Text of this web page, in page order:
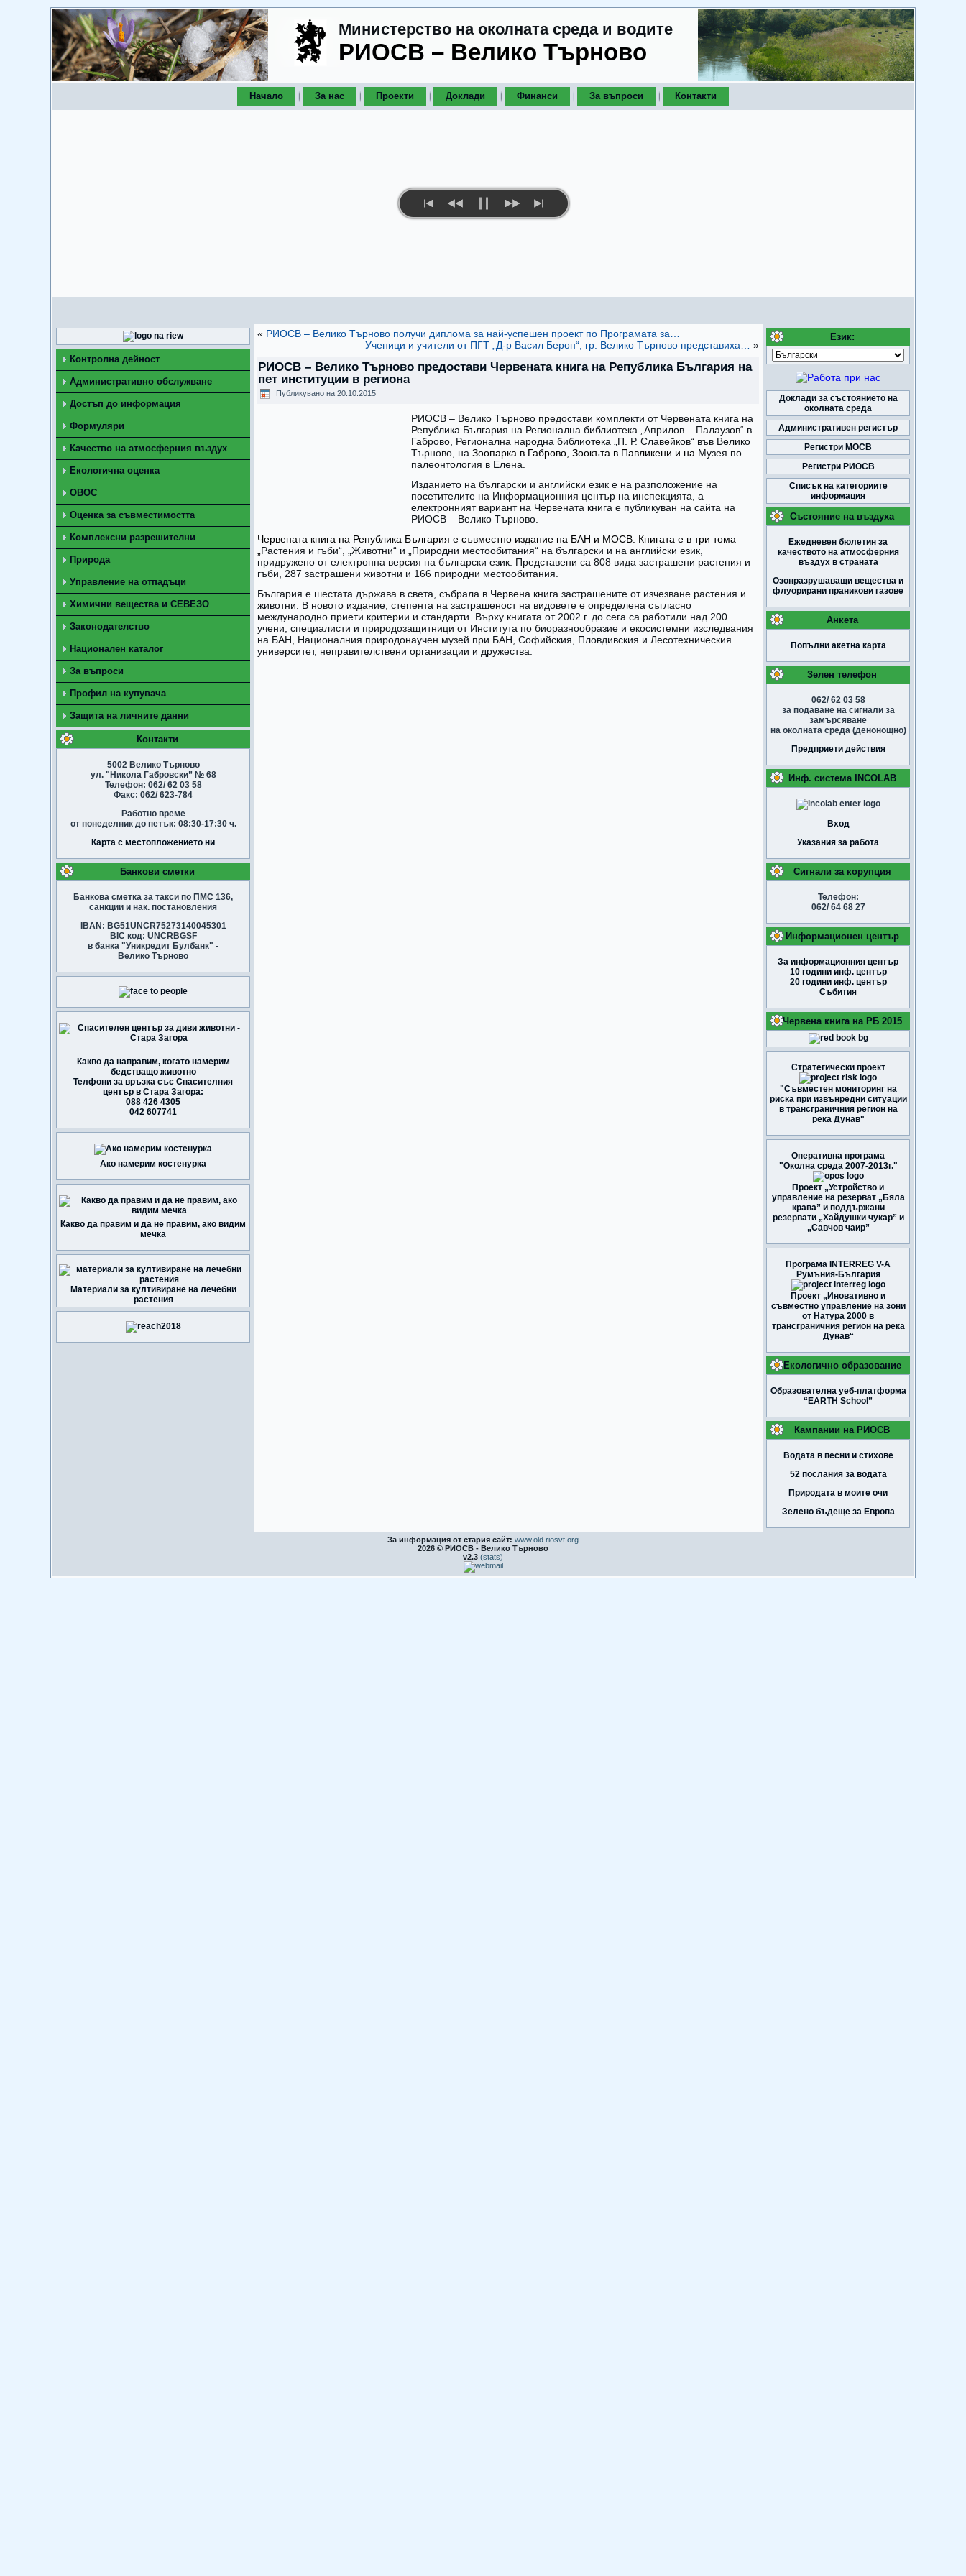
Министерство на околната среда и водите
РИОСВ – Велико Търново
Начало За нас Проекти Доклади Финанси За въпроси Контакти
Контролна дейност
Административно обслужване
Достъп до информация
Формуляри
Качество на атмосферния въздух
Екологична оценка
ОВОС
Оценка за съвместимостта
Комплексни разрешителни
Природа
Управление на отпадъци
Химични вещества и СЕВЕЗО
Законодателство
Национален каталог
За въпроси
Профил на купувача
Защита на личните данни
Контакти
5002 Велико Търново
ул. "Никола Габровски” № 68
Телефон: 062/ 62 03 58
Факс: 062/ 623-784
Работно време
от понеделник до петък: 08:30-17:30 ч.
Карта с местопложението ни
Банкови сметки
Банкова сметка за такси по ПМС 136,
санкции и нак. постановления
IBAN: BG51UNCR75273140045301
BIC код: UNCRBGSF
в банка "Уникредит Булбанк" -
Велико Търново
Какво да направим, когато намерим
бедстващо животно
Телфони за връзка със Спасителния
център в Стара Загора:
088 426 4305
042 607741
Ако намерим костенурка
Какво да правим и да не правим, ако видим
мечка
Материали за култивиране на лечебни
растения
« РИОСВ – Велико Търново получи диплома за най-успешен проект по Програмата за…
Ученици и учители от ПГТ „Д-р Васил Берон“, гр. Велико Търново представиха…
»
РИОСВ – Велико Търново предостави Червената книга на Република България на
пет институции в региона
Публикувано на 20.10.2015
РИОСВ – Велико Търново предостави комплекти от Червената книга на
Република България на Регионална библиотека „Априлов – Палаузов“ в
Габрово, Регионална народна библиотека „П. Р. Славейков“ във Велико
Търново, на Зоопарка в Габрово, Зоокъта в Павликени и на Музея по
палеонтология в Елена
Изданието на български и английски език е на разположение на
посетителите на Информационния център на инспекцията, а
електронният вариант на Червената книга е публикуван на сайта на
РИОСВ – Велико Търново.
Червената книга на Република България е съвместно издание на БАН и МОСВ. Книгата е в три тома –
Растения и гъби“, „Животни“ и „Природни местообитания“ на български и на английски език,
придружено от електронна версия на български език. Представени са 808 вида застрашени растения и
гъби, 287 застрашени животни и 166 природни местообитания.
България е шестата държава в света, събрала в Червена книга застрашените от изчезване растения и
животни. В новото издание, степента на застрашеност на видовете е определена съгласно
международно приети критерии и стандарти. Върху книгата от 2002 г. до сега са работили над 200
учени, специалисти и природозащитници от Института по биоразнообразие и екосистемни изследвания
на БАН, Националния природонаучен музей при БАН, Софийския, Пловдивския и Лесотехническия
университет, неправителствени организации и дружества.
Език:
Доклади за състоянието на
околната среда
Административен регистър
Регистри МОСВ
Регистри РИОСВ
Списък на категориите
информация
Състояние на въздуха
Ежедневен бюлетин за
качеството на атмосферния
въздух в страната
Озонразрушаващи вещества и
флуорирани праникови газове
Анкета
Попълни акетна карта
Зелен телефон
062/ 62 03 58
за подаване на сигнали за
замърсяване
на околната среда (денонощно)
Предприети действия
Инф. система INCOLAB
Вход
Указания за работа
Сигнали за корупция
Телефон:
062/ 64 68 27
Информационен център
За информационния център
10 години инф. център
20 години инф. център
Събития
Червена книга на РБ 2015
Стратегически проект
"Съвместен мониторинг на
риска при извънредни ситуации
в трансграничния регион на
река Дунав"
Оперативна програма
"Околна среда 2007-2013г."
Проект „Устройство и
управление на резерват „Бяла
крава” и поддържани
резервати „Хайдушки чукар” и
„Савчов чаир”
Програма INTERREG V-A
Румъния-България
Проект „Иновативно и
съвместно управление на зони
от Натура 2000 в
трансграничния регион на река
Дунав“
Екологично образование
Образователна уеб-платформа
“EARTH School”
Кампании на РИОСВ
Водата в песни и стихове
52 послания за водата
Природата в моите очи
Зелено бъдеще за Европа
За информация от стария сайт: www.old.riosvt.org
2026 © РИОСВ - Велико Търново
v2.3 (stats)